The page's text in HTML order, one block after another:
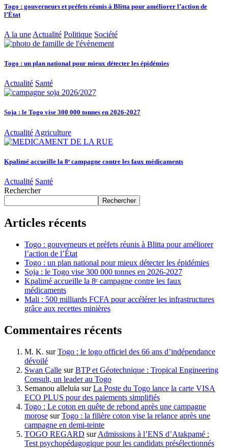
Togo : gouverneurs et préfets réunis à Blitta pour améliorer l’action de
l’État
A la une Actualité Politique Société
Togo : un plan national pour mieux détecter les épidémies
Actualité Santé
Soja : le Togo vise 300 000 tonnes en 2026-2027
Actualité Agriculture
Kpalimé accueille la 8ᵉ campagne contre les faux médicaments
Actualité Santé
Rechercher
Rechercher
Articles récents
Togo : gouverneurs et préfets réunis à Blitta pour améliorer
l’action de l’État
Togo : un plan national pour mieux détecter les épidémies
Soja : le Togo vise 300 000 tonnes en 2026-2027
Kpalimé accueille la 8ᵉ campagne contre les faux
médicaments
Mali : 500 milliards FCFA pour accélérer les infrastructures
grâce aux recettes minières
Commentaires récents
M. K. surTogo : le logo officiel des 66 ans d’indépendance
dévoilé
Swan Calle surBTP et Géotechnique : Tropical Engineering
Consult, un leader au Togo
Semanou alleluia surLa Poste du Togo lance la carte VISA
ECO PLUS pour des paiements simplifiés
Togo : Le coton en quête de rebond après une campagne
morose surTogo : la filière coton vise la relance après une
campagne en demi-teinte
TOGO REGARD surAdmissions à l’ENS d’Atakpamé :
Test psychopédagogique pour les candidats présélectionnés